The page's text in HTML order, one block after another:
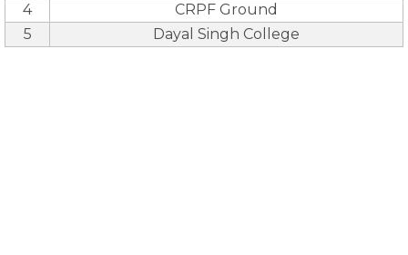
4
CRPF Ground
5
Dayal Singh College